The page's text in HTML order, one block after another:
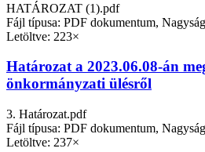
HATÁROZAT (1).pdf
Fájl típusa: PDF dokumentum,
Letöltve: 223×
Határozat a 2023.06.08-án
önkormányzati ülésről
3. Határozat.pdf
Fájl típusa: PDF dokumentum,
Letöltve: 237×